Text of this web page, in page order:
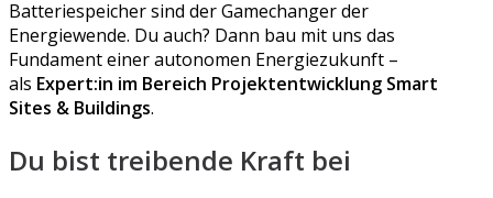
Batteriespeicher sind der Gamechanger der
Energiewende. Du auch? Dann bau mit uns das
Fundament einer autonomen Energiezukunft –
als Expert:in im Bereich Projektentwicklung Smart
Sites & Buildings.
Du bist treibende Kraft bei